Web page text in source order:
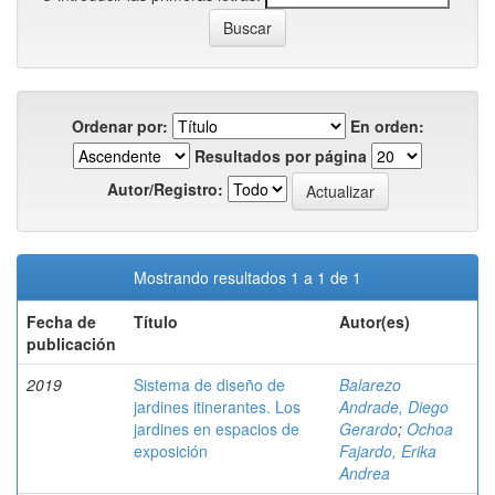
Ordenar por:
En orden:
Resultados por página
Autor/Registro:
Mostrando resultados 1 a 1 de 1
Fecha de
publicación
Título Autor(es)
2019
Sistema de diseño de
jardines itinerantes. Los
jardines en espacios de
exposición
Balarezo
Andrade, Diego
Gerardo; Ochoa
Fajardo, Erika
Andrea